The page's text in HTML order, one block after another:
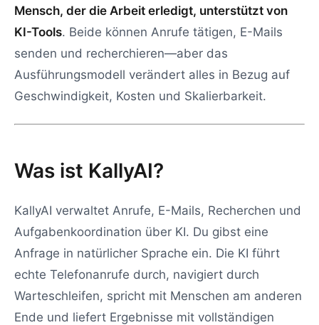
Mensch, der die Arbeit erledigt, unterstützt von
KI-Tools. Beide können Anrufe tätigen, E-Mails
senden und recherchieren—aber das
Ausführungsmodell verändert alles in Bezug auf
Geschwindigkeit, Kosten und Skalierbarkeit.
Was ist KallyAI?
KallyAI verwaltet Anrufe, E-Mails, Recherchen und
Aufgabenkoordination über KI. Du gibst eine
Anfrage in natürlicher Sprache ein. Die KI führt
echte Telefonanrufe durch, navigiert durch
Warteschleifen, spricht mit Menschen am anderen
Ende und liefert Ergebnisse mit vollständigen